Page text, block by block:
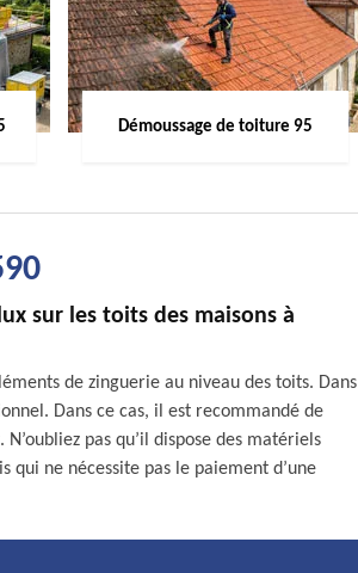
Démoussage de toiture 95
sur les toits des maisons à
de zinguerie au niveau des toits. Dans
Dans ce cas, il est recommandé de
pas qu’il dispose des matériels
qui ne nécessite pas le paiement d’une